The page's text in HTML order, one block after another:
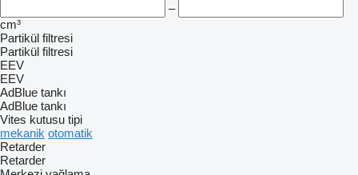
–
cm³
Partikül filtresi
Partikül filtresi
EEV
EEV
AdBlue tankı
AdBlue tankı
Vites kutusu tipi
mekanik otomatik
Retarder
Retarder